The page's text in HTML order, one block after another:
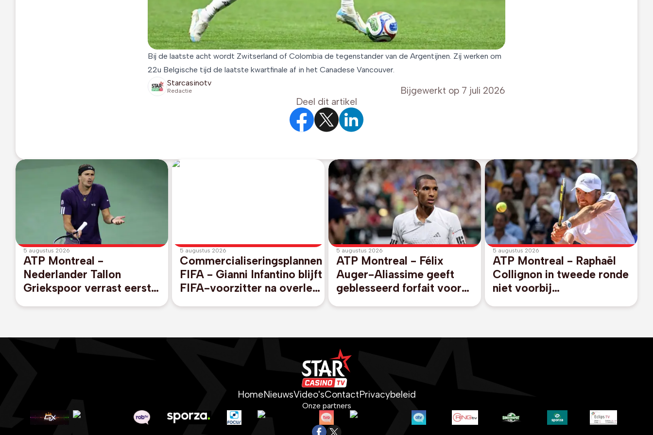
Bij de laatste acht wordt Zwitserland of Colombia de tegenstander van de Argentijnen. Zij werken om
22u Belgische tijd de laatste kwartfinale af in het Canadese Vancouver.
Starcasinotv
Redactie Bijgewerkt op 7 juli 2026
Deel dit artikel
5 augustus 2026
ATP Montreal -
Nederlander Tallon
Griekspoor verrast eerste
5 augustus 2026
Commercialiseringsplannen
FIFA - Gianni Infantino blijft
FIFA-voorzitter na overleg
5 augustus 2026
ATP Montreal - Félix
Auger-Aliassime geeft
geblesseerd forfait voor
5 augustus 2026
ATP Montreal - Raphaël
Collignon in tweede ronde
niet voorbij
HomeNieuwsVideo'sContactPrivacybeleid
Onze partners